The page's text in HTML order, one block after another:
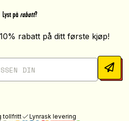
Lyst på rabatt?
rabatt på ditt første kjøp!
tollfritt Lynrask levering